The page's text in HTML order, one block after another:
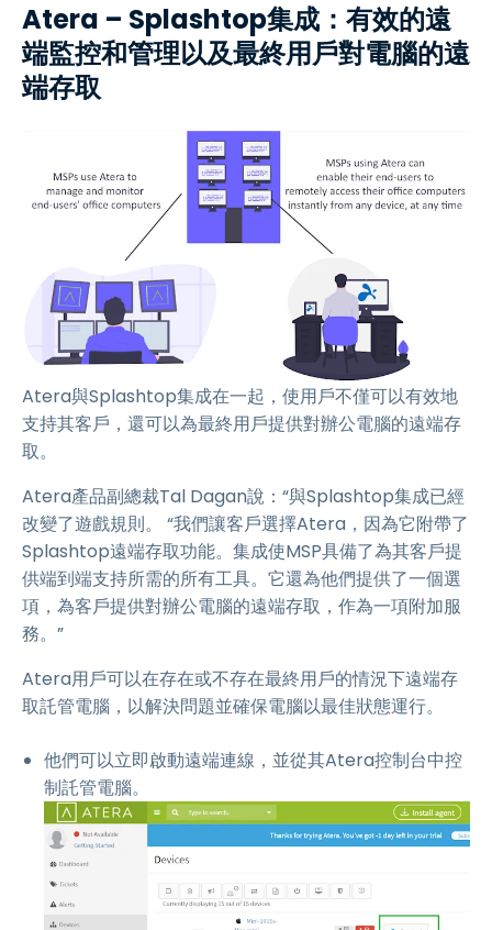
Atera – Splashtop集成：有效的遠
端監控和管理以及最終用戶對電腦的遠
端存取
Atera與Splashtop集成在一起，使用戶不僅可以有效地
支持其客戶，還可以為最終用戶提供對辦公電腦的遠端存
取。
Atera產品副總裁Tal Dagan說：“與Splashtop集成已經
改變了遊戲規則。 “我們讓客戶選擇Atera，因為它附帶了
Splashtop遠端存取功能。集成使MSP具備了為其客戶提
供端到端支持所需的所有工具。它還為他們提供了一個選
項，為客戶提供對辦公電腦的遠端存取，作為一項附加服
務。”
Atera用戶可以在存在或不存在最終用戶的情況下遠端存
取託管電腦，以解決問題並確保電腦以最佳狀態運行。
他們可以立即啟動遠端連線，並從其Atera控制台中控
制託管電腦。